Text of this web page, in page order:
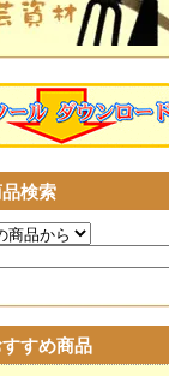
検索
すめ商品